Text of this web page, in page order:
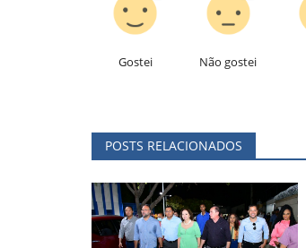
Gostei Não gostei
POSTS RELACIONADOS